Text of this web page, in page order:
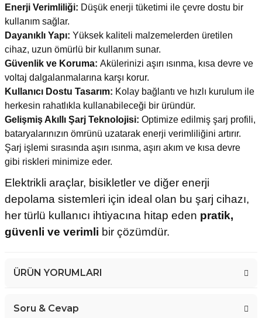
Enerji Verimliliği: Düşük enerji tüketimi ile çevre dostu bir
kullanım sağlar.
Dayanıklı Yapı: Yüksek kaliteli malzemelerden üretilen
cihaz, uzun ömürlü bir kullanım sunar.
Güvenlik ve Koruma: Akülerinizi aşırı ısınma, kısa devre ve
voltaj dalgalanmalarına karşı korur.
Kullanıcı Dostu Tasarım: Kolay bağlantı ve hızlı kurulum ile
herkesin rahatlıkla kullanabileceği bir üründür.
Gelişmiş Akıllı Şarj Teknolojisi: Optimize edilmiş şarj profili,
bataryalarınızın ömrünü uzatarak enerji verimliliğini artırır.
Şarj işlemi sırasında aşırı ısınma, aşırı akım ve kısa devre
gibi riskleri minimize eder.
Elektrikli araçlar, bisikletler ve diğer enerji
depolama sistemleri için ideal olan bu şarj cihazı,
her türlü kullanıcı ihtiyacına hitap eden pratik,
güvenli ve verimli bir çözümdür.
ÜRÜN YORUMLARI
Soru & Cevap